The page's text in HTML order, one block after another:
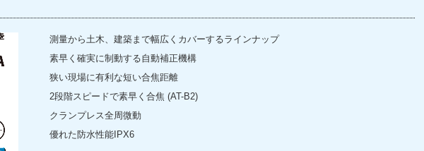
測量から土木、建築まで幅広くカバーするラインナップ
素早く確実に制動する自動補正機構
狭い現場に有利な短い合焦距離
2段階スピードで素早く合焦 (AT-B2)
クランプレス全周微動
優れた防水性能IPX6